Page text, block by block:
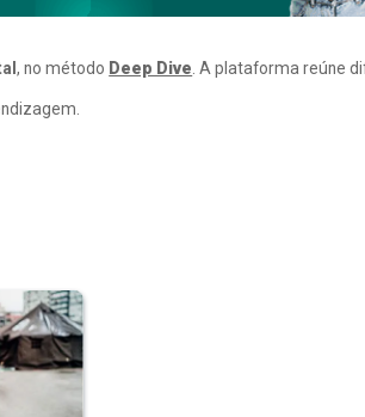
, no método Deep Dive. A plataforma reúne